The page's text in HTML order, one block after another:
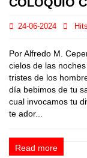
24-06-2024
Por Alfredo M.
cielos de las
tristes de los
día bebimos de tu
cual invocamos tu
te ador...
Read more